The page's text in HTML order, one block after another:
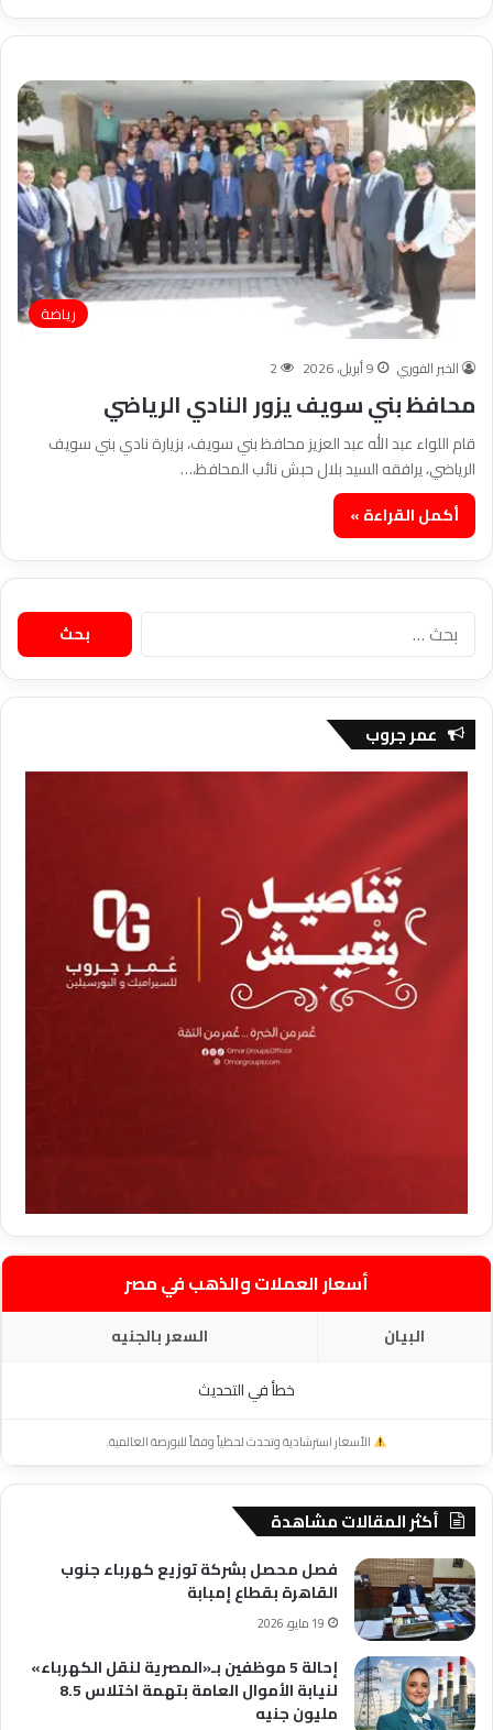
رياضة
الخبر الفوري 9 أبريل، 2026 2
محافظ بني سويف يزور النادي الرياضي
قام اللواء عبد الله عبد العزيز محافظ بني سويف، بزيارة نادي بني سويف
الرياضي، يرافقه السيد بلال حبش نائب المحافظ،…
أكمل القراءة »
البحث
عن:
عمر جروب
أسعار العملات والذهب في مصر
البيان
السعر بالجنيه
خطأ في التحديث
الأسعار استرشادية وتحدث لحظياً وفقاً للبورصة العالمية.
أكثر المقالات مشاهدة
فصل محصل بشركة توزيع كهرباء جنوب
القاهرة بقطاع إمبابة
19 مايو، 2026
إحالة 5 موظفين بـ«المصرية لنقل الكهرباء»
لنيابة الأموال العامة بتهمة اختلاس 8.5
مليون جنيه